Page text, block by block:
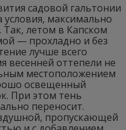
садовой гальтонии
условия, максимально
летом в Капском
— прохладно и без
лучше всего
весенней оттепели не
местоположением
освещенный
При этом тень
переносит.
пропускающей